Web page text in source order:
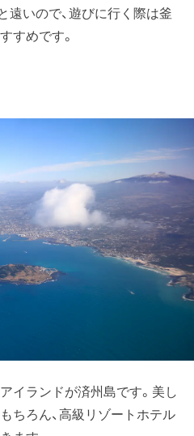
遠いので、遊びに行く際は釜
すめです。
イランドが済州島です。美し
ちろん、高級リゾートホテル